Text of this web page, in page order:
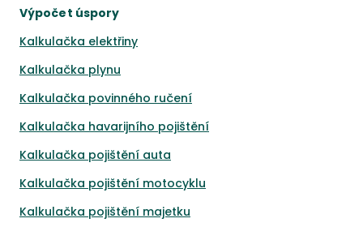
Výpočet úspory
Kalkulačka elektřiny
Kalkulačka plynu
Kalkulačka povinného ručení
Kalkulačka havarijního pojištění
Kalkulačka pojištění auta
Kalkulačka pojištění motocyklu
Kalkulačka pojištění majetku